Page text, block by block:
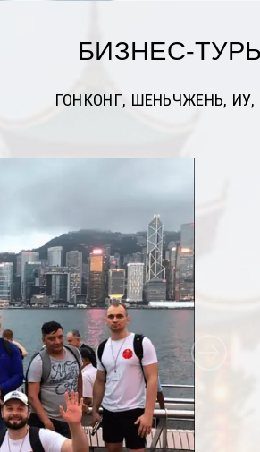
БИЗНЕС-
ГОНКОНГ, ШЕНЬЧЖЕНЬ,